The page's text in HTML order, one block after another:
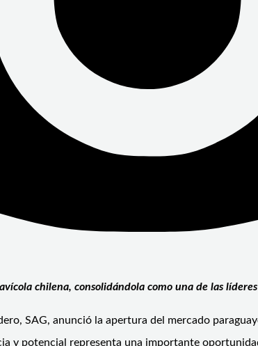
chilena, consolidándola como una de las
SAG, anunció la apertura del mercado
y potencial representa una importante